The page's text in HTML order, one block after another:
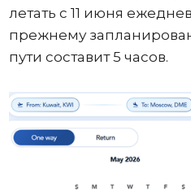
летать с 11 июня
прежнему
пути составит 5 часов.